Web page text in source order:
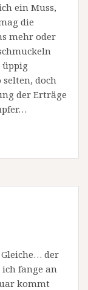
ein Muss,
die
mehr oder
doch
der Erträge
der
fange an
kommt